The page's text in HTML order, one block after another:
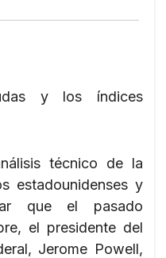
y los índices
técnico de la
estadounidenses y
que el pasado
el presidente del
Jerome Powell,